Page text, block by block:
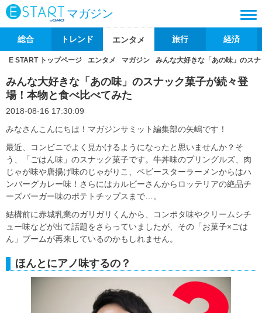
マガジン
総合 トレンド エンタメ 旅行 経済
E START トップページ エンタメ マガジン みんな大好きな「あの味」のス
みんな大好きな「あの味」のスナック菓子が続々登
場！本物と食べ比べてみた
2018-08-16 17:30:09
みなさんこんにちは！マガジンサミット編集部の矢嶋です！
最近、コンビニでよく見かけるようになったと思いませんか？そ
う、「ごはん味」のスナック菓子です。牛丼味のプリングルズ、肉
じゃが味や唐揚げ味のじゃがりこ、ベビースターラーメンからはハ
ンバーグカレー味！さらにはカルビーさんからロッテリアの絶品チ
ーズバーガー味のポテトチップスまで…。
結構前に赤城乳業のガリガリくんから、コンポタ味やクリームシチ
ュー味などが出て話題をさらっていましたが、その「お菓子×ごは
ん」ブームが再来しているのかもしれません。
ほんとにアノ味するの？